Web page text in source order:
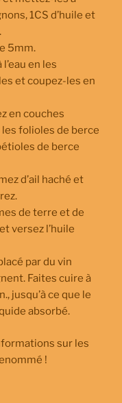
1CS d’huile et
5mm.
en les
et coupez-les en
en couches
folioles de berce
de berce
d’ail haché et
de terre et de
versez l’huile
par du vin
Faites cuire à
jusqu’à ce que le
absorbé.
sur les
!